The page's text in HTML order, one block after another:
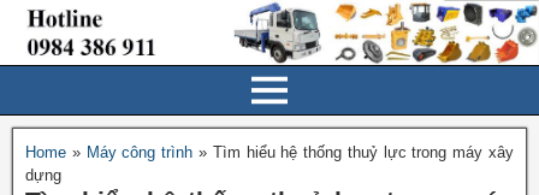
Home » Máy công trình » Tìm hiểu hệ thống thuỷ lực trong máy xây
dựng